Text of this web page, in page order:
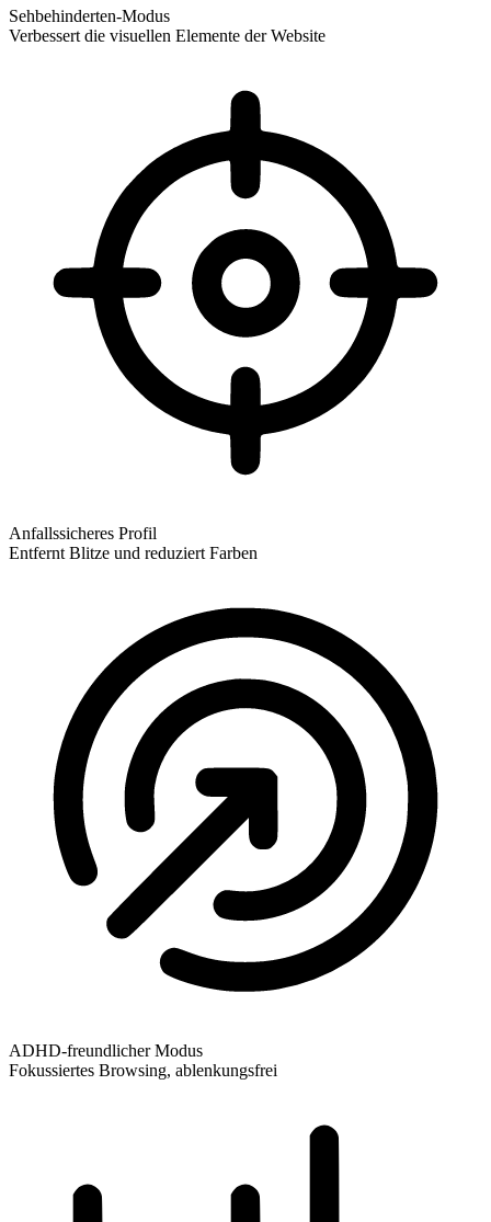
Sehbehinderten-Modus
Verbessert die visuellen Elemente der Website
Anfallssicheres Profil
Entfernt Blitze und reduziert Farben
ADHD-freundlicher Modus
Fokussiertes Browsing, ablenkungsfrei